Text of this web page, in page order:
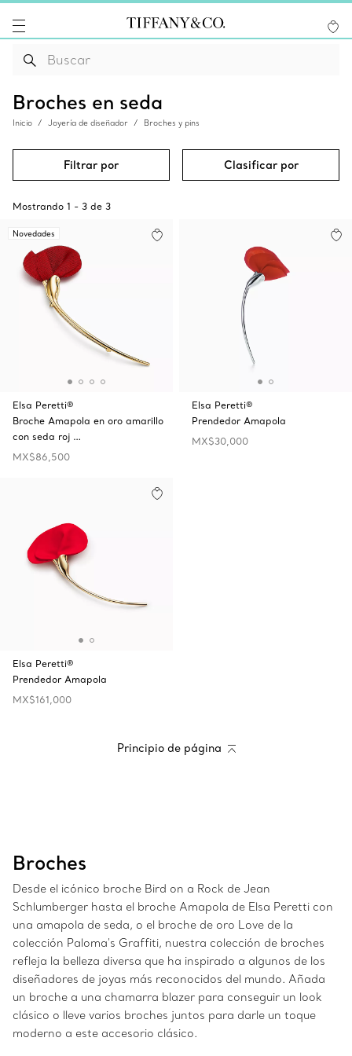
Broches en seda
Inicio Joyería de diseñador Broches y pins
Filtrar por Clasificar por
Mostrando 1 - 3 de 3
Novedades
Elsa Peretti®
Broche Amapola en oro amarillo
con seda roj …
MX$86,500
Elsa Peretti®
Prendedor Amapola
MX$30,000
Elsa Peretti®
Prendedor Amapola
MX$161,000
Principio de página
Broches
Desde el icónico broche Bird on a Rock de Jean
Schlumberger hasta el broche Amapola de Elsa Peretti con
una amapola de seda, o el broche de oro Love de la
colección Paloma's Graffiti, nuestra colección de broches
refleja la belleza diversa que ha inspirado a algunos de los
diseñadores de joyas más reconocidos del mundo. Añada
un broche a una chamarra blazer para conseguir un look
clásico o lleve varios broches juntos para darle un toque
moderno a este accesorio clásico.